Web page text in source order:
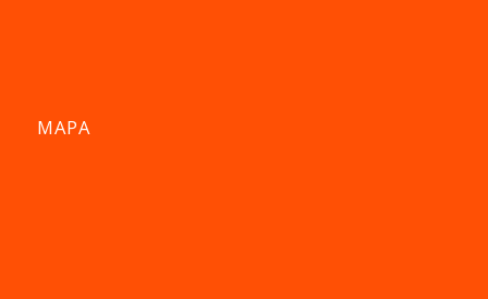
MAPA